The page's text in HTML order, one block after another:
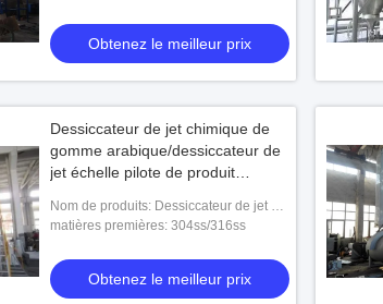
Obtenez le meilleur prix
Dessiccateur de jet chimique de
gomme arabique/dessiccateur de
jet échelle pilote de produit
Nom de produits: Dessiccateur de jet de
gomme arabique de série de LPG
matières premières: 304ss/316ss
Obtenez le meilleur prix